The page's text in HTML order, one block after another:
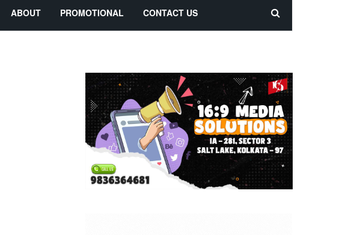
ABOUT PROMOTIONAL CONTACT US